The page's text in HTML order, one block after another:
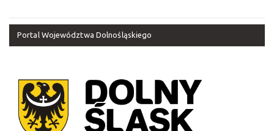
Portal Województwa Dolnośląskiego